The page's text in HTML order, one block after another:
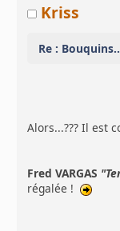
Kriss
Re :
Alors...??? Il est
Fred VARGAS
régalée !